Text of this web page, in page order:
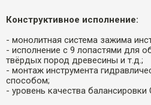
Конструктивное исполнение:
- монолитная система зажима
- исполнение с 9 лопастями для
твëрдых пород древесины и т.д.;
- монтаж инструмента
способом;
- уровень качества балансировки